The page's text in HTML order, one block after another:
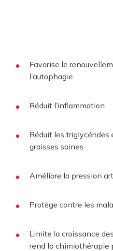
Favorise le
l’autophagie.
Réduit l’inflammation
Réduit les triglycérides
graisses saines
Améliore la pression
Protège contre les
Limite la croissance
rend la chimiothérapie